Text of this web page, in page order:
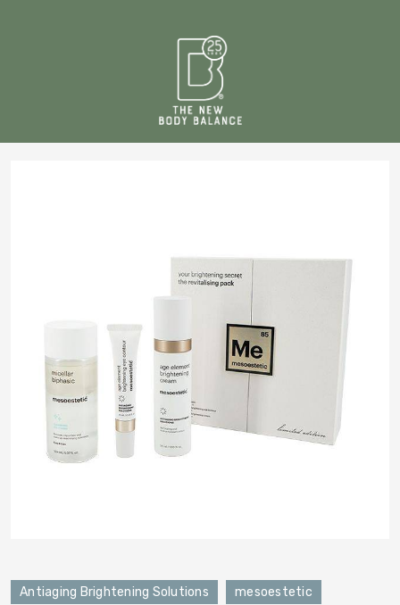
Antiaging Brightening Solutions mesoestetic